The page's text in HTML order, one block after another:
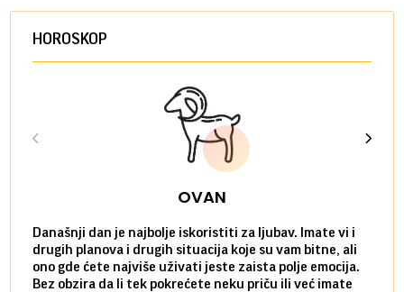
HOROSKOP
OVAN
Današnji dan je najbolje iskoristiti za ljubav. Imate vi i
drugih planova i drugih situacija koje su vam bitne, ali
ono gde ćete najviše uživati jeste zaista polje emocija.
Bez obzira da li tek pokrećete neku priču ili već imate